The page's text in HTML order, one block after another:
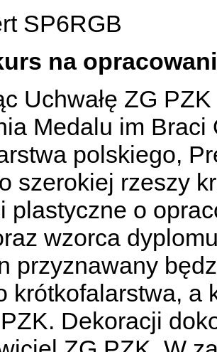
SP6RGB
na
Uchwałę ZG
Medalu im Braci
polskiego,
szerokiej rzeszy
plastyczne o
wzorca
przyznawany
krótkofalarstwa, a
PZK. Dekoracji